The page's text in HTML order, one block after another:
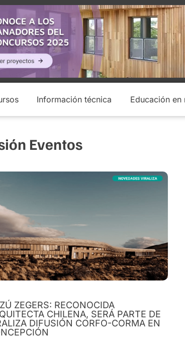
Información técnica Educación en
Eventos
ZEGERS: RECONOCIDA
CHILENA, SERÁ PARTE DE
DIFUSIÓN CORFO-CORMA EN